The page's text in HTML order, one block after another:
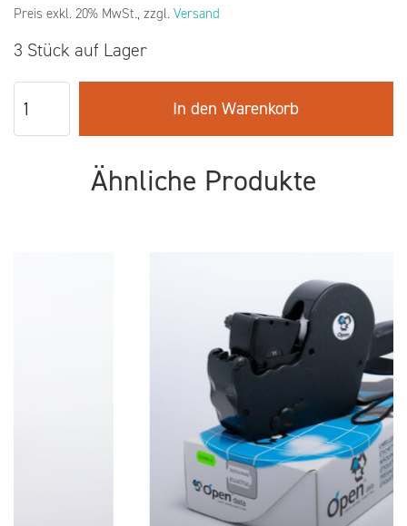
Preis exkl. 20% MwSt., zzgl. Versand
3 Stück auf Lager
In den Warenkorb
Ähnliche Produkte